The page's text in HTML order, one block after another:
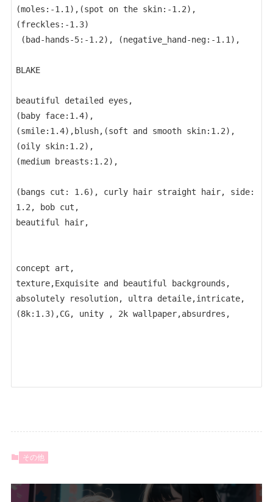
(moles:-1.1),(spot on the skin:-1.2),
(freckles:-1.3)
(bad-hands-5:-1.2), (negative_hand-neg:-1.1),
BLAKE
beautiful detailed eyes,
(baby face:1.4),
(smile:1.4),blush,(soft and smooth skin:1.2),
(oily skin:1.2),
(medium breasts:1.2),
(bangs cut: 1.6), curly hair straight hair, side:
1.2, bob cut,
beautiful hair,
concept art,
texture,Exquisite and beautiful backgrounds,
absolutely resolution, ultra detaile,intricate,
(8k:1.3),CG, unity , 2k wallpaper,absurdres,
その他